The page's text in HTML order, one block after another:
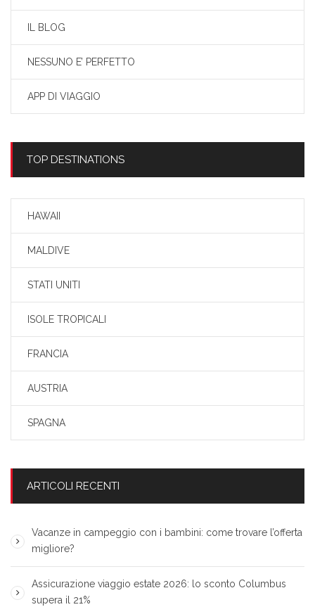
IL BLOG
NESSUNO E’ PERFETTO
APP DI VIAGGIO
TOP DESTINATIONS
HAWAII
MALDIVE
STATI UNITI
ISOLE TROPICALI
FRANCIA
AUSTRIA
SPAGNA
ARTICOLI RECENTI
Vacanze in campeggio con i bambini: come trovare l’offerta
migliore?
Assicurazione viaggio estate 2026: lo sconto Columbus
supera il 21%